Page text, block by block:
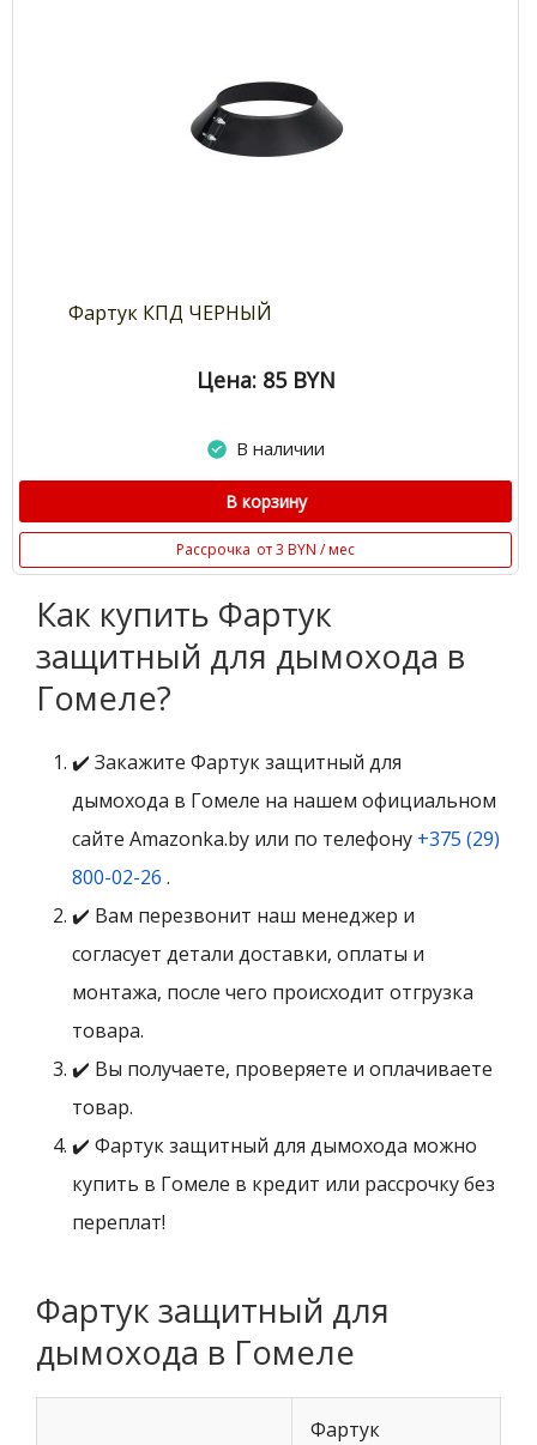
Фартук КПД ЧЕРНЫЙ
Цена: 85 BYN
В наличии
В корзину
Рассрочка от 3 BYN / мес
Как купить Фартук
защитный для дымохода в
Гомеле?
✔️ Закажите Фартук защитный для
дымохода в Гомеле на нашем официальном
сайте Amazonka.by или по телефону +375 (29)
800-02-26 .
✔️ Вам перезвонит наш менеджер и
согласует детали доставки, оплаты и
монтажа, после чего происходит отгрузка
товара.
✔️ Вы получаете, проверяете и оплачиваете
товар.
✔️ Фартук защитный для дымохода можно
купить в Гомеле в кредит или рассрочку без
переплат!
Фартук защитный для
дымохода в Гомеле
Фартук